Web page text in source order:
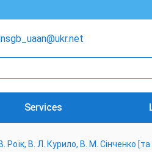
Services
В. Л. Курило, В. М. Сінченко [та